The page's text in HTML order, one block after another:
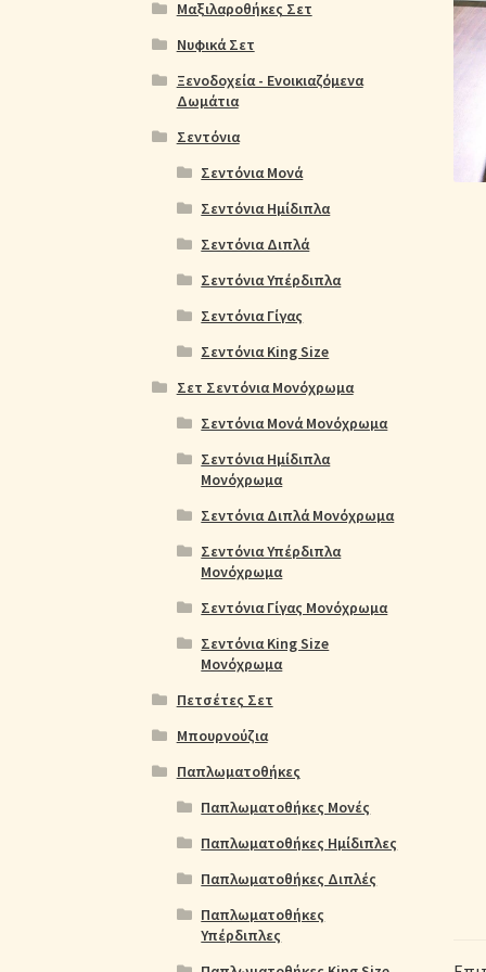
Μαξιλαροθήκες Σετ
Νυφικά Σετ
Ξενοδοχεία - Ενοικιαζόμενα
Δωμάτια
Σεντόνια
Σεντόνια Μονά
Σεντόνια Ημίδιπλα
Σεντόνια Διπλά
Σεντόνια Υπέρδιπλα
Σεντόνια Γίγας
Σεντόνια King Size
Σετ Σεντόνια Μονόχρωμα
Σεντόνια Μονά Μονόχρωμα
Σεντόνια Ημίδιπλα
Μονόχρωμα
Σεντόνια Διπλά Μονόχρωμα
Σεντόνια Υπέρδιπλα
Μονόχρωμα
Σεντόνια Γίγας Μονόχρωμα
Σεντόνια King Size
Μονόχρωμα
Πετσέτες Σετ
Μπουρνούζια
Παπλωματοθήκες
Παπλωματοθήκες Μονές
Παπλωματοθήκες Ημίδιπλες
Παπλωματοθήκες Διπλές
Παπλωματοθήκες
Υπέρδιπλες